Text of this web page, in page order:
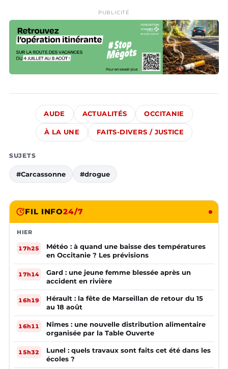
PUBLICITÉ
AUDE ACTUALITÉS OCCITANIE
À LA UNE FAITS-DIVERS / JUSTICE
SUJETS
#Carcassonne #drogue
FIL INFO24/7
HIER
17h25
Météo : à quand une baisse des températures
en Occitanie ? Les prévisions
17h14
Gard : une jeune femme blessée après un
accident en rivière
16h19
Hérault : la fête de Marseillan de retour du 15
au 18 août
16h11
Nîmes : une nouvelle distribution alimentaire
organisée par la Table Ouverte
15h32
Lunel : quels travaux sont faits cet été dans les
écoles ?